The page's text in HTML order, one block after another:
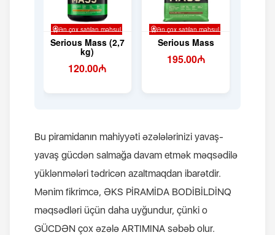
Bu piramidanın mahiyyəti əzələlərinizi yavaş-
yavaş gücdən salmağa davam etmək məqsədilə
yüklənmələri tədricən azaltmaqdan ibarətdir.
Mənim fikrimcə, ƏKS PİRAMİDA BODİBİLDİNQ
məqsədləri üçün daha uyğundur, çünki o
GÜCDƏN çox əzələ ARTIMINA səbəb olur.